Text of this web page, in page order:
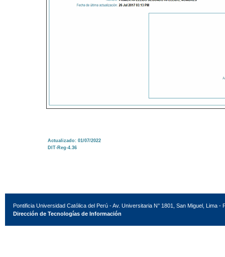
Actualizado: 01/07/2022
DIT-Reg-4.36
Pontificia Universidad Católica del Perú - Av. Universitaria N° 1801, San Miguel, Lima -
Dirección de Tecnologías de Información